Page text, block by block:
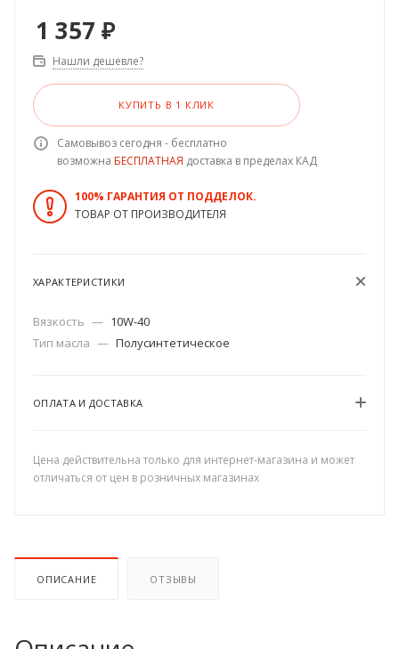
1 357 ₽
Нашли дешевле?
КУПИТЬ В 1 КЛИК
Самовывоз сегодня - бесплатно
возможна БЕСПЛАТНАЯ доставка в пределах КАД
100% ГАРАНТИЯ ОТ ПОДДЕЛОК.
ТОВАР ОТ ПРОИЗВОДИТЕЛЯ
ХАРАКТЕРИСТИКИ
Вязкость — 10W-40
Тип масла — Полусинтетическое
ОПЛАТА И ДОСТАВКА
Цена действительна только для интернет-магазина и может
отличаться от цен в розничных магазинах
ОПИСАНИЕ ОТЗЫВЫ